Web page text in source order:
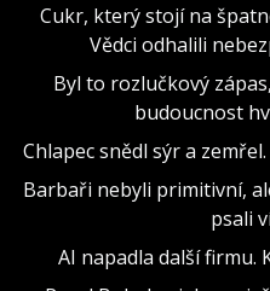
Cukr, který stojí na
Vědci odhalili
Byl to rozlučkový
budoucnost
Chlapec snědl sýr a
Barbaři nebyli primitivní,
psali
AI napadla další firmu.